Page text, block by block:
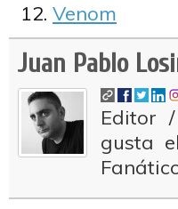
Venom
Juan Pablo
Editor
gusta